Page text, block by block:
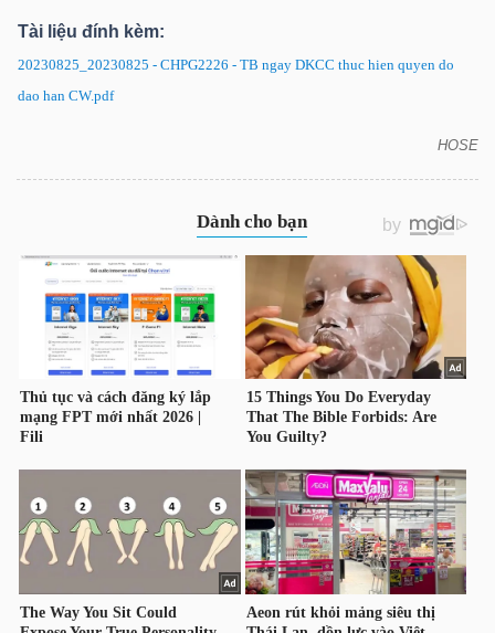
Tài liệu đính kèm:
20230825_20230825 - CHPG2226 - TB ngay DKCC thuc hien quyen do
dao han CW.pdf
HOSE
KINH
TẾ
THẾ
GIỚI